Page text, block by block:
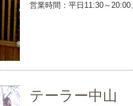
営業時間：平日11:30～
テーラー中山